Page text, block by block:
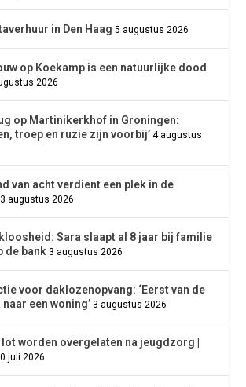
in Den Haag 5 augustus 2026
op Koekamp is een natuurlijke dood
2026
op Martinikerkhof in Groningen:
troep en ruzie zijn voorbij’ 4 augustus
van acht verdient een plek in de
3 augustus 2026
Sara slaapt al 8 jaar bij familie
de bank 3 augustus 2026
voor daklozenopvang: ‘Eerst van de
een woning’ 3 augustus 2026
worden overgelaten na jeugdzorg |
juli 2026